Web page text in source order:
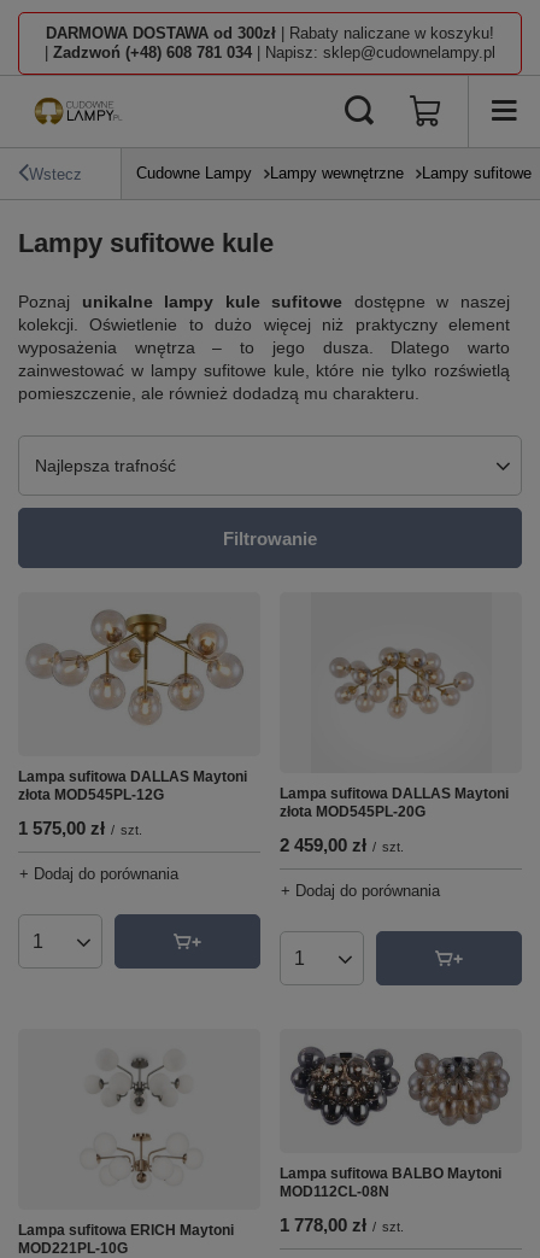
DARMOWA DOSTAWA od 300zł | Rabaty naliczane w koszyku!
Zadzwoń (+48) 608 781 034 | Napisz: sklep@cudownelampy.pl
Wstecz Cudowne Lampy Lampy wewnętrzne Lampy sufitowe
Lampy sufitowe kule
Poznaj unikalne lampy kule sufitowe dostępne w naszej
kolekcji. Oświetlenie to dużo więcej niż praktyczny element
wyposażenia wnętrza – to jego dusza. Dlatego warto
zainwestować w lampy sufitowe kule, które nie tylko rozświetlą
pomieszczenie, ale również dodadzą mu charakteru.
Zmień sortowanie
Najlepsza trafność
Filtrowanie
Lampa sufitowa DALLAS Maytoni
złota MOD545PL-12G
1 575,00 zł / szt.
+ Dodaj do porównania
Ilość produktów
Lampa sufitowa DALLAS Maytoni
złota MOD545PL-20G
2 459,00 zł / szt.
+ Dodaj do porównania
Ilość produktów
Lampa sufitowa ERICH Maytoni
MOD221PL-10G
Lampa sufitowa BALBO Maytoni
MOD112CL-08N
1 778,00 zł / szt.